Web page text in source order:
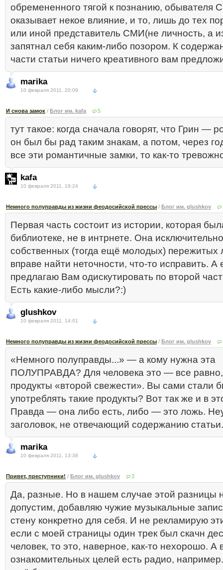
обремененного тягой к познанию, обывателя
оказывает некое влияние, и то, лишь до тех
или иной представитель СМИ(не личность, а
запятнал себя каким-либо позором. К
части статьи ничего креативного вам
marika
10 февраля 2011, 20:09
И снова замок / Блог им. kafa 5
тут такое: когда сначала говорят, что Грин —
он был бы рад таким знакам, а потом, через
все эти романтичные замки, то как-то
kafa
10 февраля 2011, 19:24
Немного полуправды из жизни феодосийской прессы / Блог им. glushkov
Первая часть состоит из истории, которая
библиотеке, не в интрнете. Она
собственных (тогда ещё молодых) пережитых
вправе найти неточности, что-то исправить. А
предлагаю Вам одискутировать по второй
Есть какие-либо мысли?:)
glushkov
10 февраля 2011, 14:01
Немного полуправды из жизни феодосийской прессы / Блог им. glushkov
«Немного полуправды...» — а кому нужна эта
ПОЛУПРАВДА? Для человека это — все равно,
продукты «второй свежести». Вы сами стали
употреблять такие продукты? Вот так же и в
Правда — она либо есть, либо — это ложь.
заголовок, не отвечающий содержанию статьи.
marika
10 февраля 2011, 13:38
Привет, преступники! / Блог им. glushkov 3
Да, разные. Но в нашем случае этой разницы
допустим, добавляю чужие музыкальные
стену конкретно для себя. И не рекламирую
если с моей страницы один трек был скачн
человек, то это, наверное, как-то нехорошо. А
ознакомительных целей есть радио,